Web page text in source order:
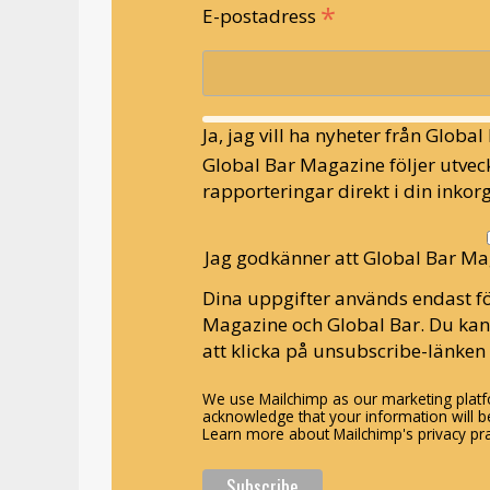
E-postadress *
Ja, jag vill ha nyheter från
Global Bar Magazine följer
rapporteringar direkt i din
Jag godkänner att Global Bar
Dina uppgifter används endast
Magazine och Global Bar. Du
att klicka på unsubscribe-
We use Mailchimp as our marketing
acknowledge that your information will
Learn more about Mailchimp's privacy